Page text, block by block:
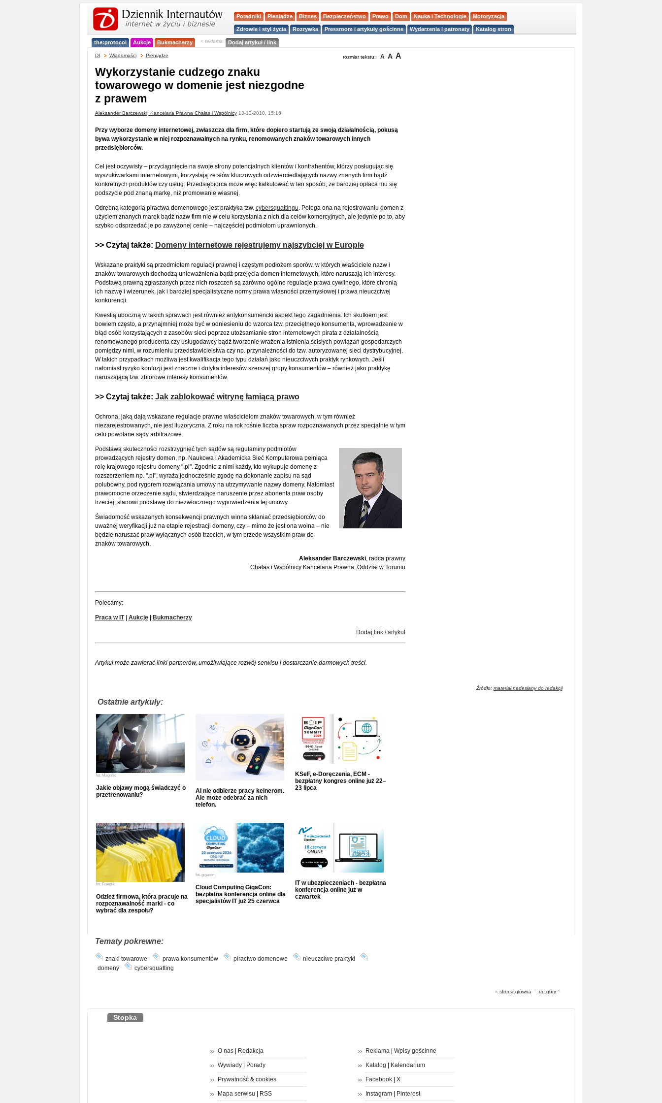
Poradniki Pieniądze Biznes Bezpieczeństwo Prawo Dom Nauka i Technologie Motoryzacja
Zdrowie i styl życia Rozrywka Pressroom i artykuły gościnne Wydarzenia i patronaty Katalog stron
the:protocol Aukcje Bukmacherzy < reklama Dodaj artykuł / link
DI Wiadomości Pieniądze rozmiar tekstu: A A A
Wykorzystanie cudzego znaku
towarowego w domenie jest niezgodne
z prawem
Aleksander Barczewski, Kancelaria Prawna Chałas i Wspólnicy13-12-2010, 15:16
Przy wyborze domeny internetowej, zwłaszcza dla firm, które dopiero startują ze swoją działalnością, pokusą
bywa wykorzystanie w niej rozpoznawalnych na rynku, renomowanych znaków towarowych innych
przedsiębiorców.
Cel jest oczywisty – przyciągnięcie na swoje strony potencjalnych klientów i kontrahentów, którzy posługując się
wyszukiwarkami internetowymi, korzystają ze słów kluczowych odzwierciedlających nazwy znanych firm bądź
konkretnych produktów czy usług. Przedsiębiorca może więc kalkulować w ten sposób, że bardziej opłaca mu się
podszycie pod znaną markę, niż promowanie własnej.
Odrębną kategorią piractwa domenowego jest praktyka tzw. cybersquattingu. Polega ona na rejestrowaniu domen z
użyciem znanych marek bądź nazw firm nie w celu korzystania z nich dla celów komercyjnych, ale jedynie po to, aby
szybko odsprzedać je po zawyżonej cenie – najczęściej podmiotom uprawnionych.
>> Czytaj także: Domeny internetowe rejestrujemy najszybciej w Europie
Wskazane praktyki są przedmiotem regulacji prawnej i częstym podłożem sporów, w których właściciele nazw i
znaków towarowych dochodzą unieważnienia bądź przejęcia domen internetowych, które naruszają ich interesy.
Podstawą prawną zgłaszanych przez nich roszczeń są zarówno ogólne regulacje prawa cywilnego, które chronią
ich nazwę i wizerunek, jak i bardziej specjalistyczne normy prawa własności przemysłowej i prawa nieuczciwej
konkurencji.
Kwestią uboczną w takich sprawach jest również antykonsumencki aspekt tego zagadnienia. Ich skutkiem jest
bowiem często, a przynajmniej może być w odniesieniu do wzorca tzw. przeciętnego konsumenta, wprowadzenie w
błąd osób korzystających z zasobów sieci poprzez utożsamianie stron internetowych pirata z działalnością
renomowanego producenta czy usługodawcy bądź tworzenie wrażenia istnienia ścisłych powiązań gospodarczych
pomiędzy nimi, w rozumieniu przedstawicielstwa czy np. przynależności do tzw. autoryzowanej sieci dystrybucyjnej.
W takich przypadkach możliwa jest kwalifikacja tego typu działań jako nieuczciwych praktyk rynkowych. Jeśli
natomiast ryzyko konfuzji jest znaczne i dotyka interesów szerszej grupy konsumentów – również jako praktykę
naruszającą tzw. zbiorowe interesy konsumentów.
>> Czytaj także: Jak zablokować witrynę łamiącą prawo
Ochrona, jaką dają wskazane regulacje prawne właścicielom znaków towarowych, w tym również
niezarejestrowanych, nie jest iluzoryczna. Z roku na rok rośnie liczba spraw rozpoznawanych przez specjalnie w tym
celu powołane sądy arbitrażowe.
Podstawą skuteczności rozstrzygnięć tych sądów są regulaminy podmiotów
prowadzących rejestry domen, np. Naukowa i Akademicka Sieć Komputerowa pełniąca
rolę krajowego rejestru domeny ".pl". Zgodnie z nimi każdy, kto wykupuje domenę z
rozszerzeniem np. ".pl", wyraża jednocześnie zgodę na dokonanie zapisu na sąd
polubowny, pod rygorem rozwiązania umowy na utrzymywanie nazwy domeny. Natomiast
prawomocne orzeczenie sądu, stwierdzające naruszenie przez abonenta praw osoby
trzeciej, stanowi podstawę do niezwłocznego wypowiedzenia tej umowy.
Świadomość wskazanych konsekwencji prawnych winna skłaniać przedsiębiorców do
uważnej weryfikacji już na etapie rejestracji domeny, czy – mimo że jest ona wolna – nie
będzie naruszać praw wyłącznych osób trzecich, w tym przede wszystkim praw do
znaków towarowych.
Aleksander Barczewski, radca prawny
Chałas i Wspólnicy Kancelaria Prawna, Oddział w Toruniu
Polecamy:
Praca w IT| Aukcje| Bukmacherzy
Dodaj link / artykuł
Artykuł może zawierać linki partnerów, umożliwiające rozwój serwisu i dostarczanie darmowych treści.
Źródło: materiał nadesłany do redakcji
Ostatnie artykuły:
fot. Magnific
Jakie objawy mogą świadczyć o
przetrenowaniu?
AI nie odbierze pracy kelnerom.
Ale może odebrać za nich
telefon.
KSeF, e-Doręczenia, ECM -
bezpłatny kongres online już 22–
23 lipca
fot. Freepik
Odzież firmowa, która pracuje na
rozpoznawalność marki - co
wybrać dla zespołu?
fot. gigacon
Cloud Computing GigaCon:
bezpłatna konferencja online dla
specjalistów IT już 25 czerwca
IT w ubezpieczeniach - bezpłatna
konferencja online już w
czwartek
Tematy pokrewne:
znaki towarowe prawa konsumentów piractwo domenowe
nieuczciwe praktyki
domeny
cybersquatting
« strona główna - do góry^
Stopka
O nas| Redakcja
Wywiady| Porady
Prywatność& cookies
Mapa serwisu RSS
Reklama| Wpisy gościnne
Katalog Kalendarium
Facebook| X
Instagram| Pinterest